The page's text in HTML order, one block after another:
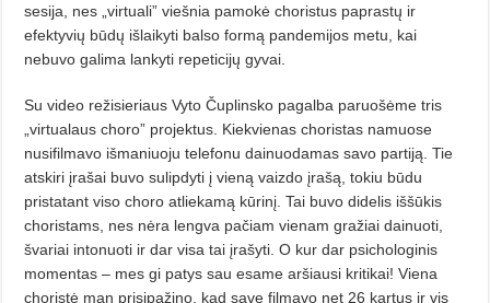
sesija, nes „virtuali” viešnia pamokė choristus pa­pras­tų ir
efektyvių būdų išlaikyti bal­so formą pandemijos metu, kai
nebuvo galima lankyti repeticijų gyvai.
Su video režisieriaus Vyto Čup­linsko pagalba paruošėme tris
„virtualaus choro” projektus. Kiekvienas choristas namuose
nusifilmavo išmaniuoju telefonu dainuodamas savo par­tiją. Tie
atskiri įrašai buvo sulip­dyti į vieną vaizdo įrašą, tokiu būdu
pristatant viso choro atliekamą kūri­nį. Tai buvo didelis iššūkis
choristams, nes nėra lengva pačiam vienam gražiai dainuoti,
švariai intonuoti ir dar visa tai įrašyti. O kur dar psicho­loginis
momentas – mes gi patys sau esame aršiausi kritikai! Viena
choristė man prisipažino, kad save filmavo net 26 kartus ir vis